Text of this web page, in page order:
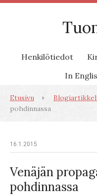
Henkilötiedot
In
Etusivu
pohdinnassa
16.1.2015
Venäjän
pohdinnassa